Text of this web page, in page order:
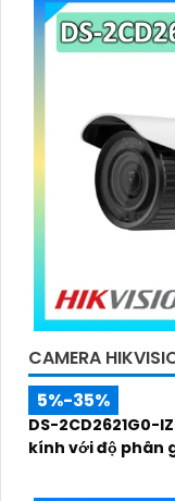
CAMERA
5%-35%
DS-2CD2621G0-
kính với độ phân